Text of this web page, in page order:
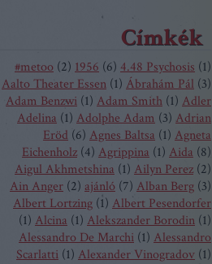
Címkék
#metoo (2) 1956 (6) 4.48 Psychosis (1)
Aalto Theater Essen (1) Ábrahám Pál (3)
Adam Benzwi (1) Adam Smith (1) Adler
Adelina (1) Adolphe Adam (3) Adrian
Eröd (6) Agnes Baltsa (1) Agneta
Eichenholz (4) Agrippina (1) Aida (8)
Aigul Akhmetshina (1) Ailyn Perez (2)
Ain Anger (2) ajánló (7) Alban Berg (3)
Albert Lortzing (1) Albert Pesendorfer
(1) Alcina (1) Alekszander Borodin (1)
Alessandro De Marchi (1) Alessandro
Scarlatti (1) Alexander Vinogradov (1)